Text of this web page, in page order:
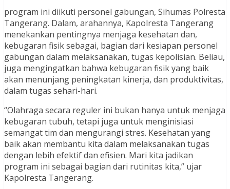
program ini diikuti personel gabungan, Sihumas Polresta
Tangerang. Dalam, arahannya, Kapolresta Tangerang
menekankan pentingnya menjaga kesehatan dan,
kebugaran fisik sebagai, bagian dari kesiapan personel
gabungan dalam melaksanakan, tugas kepolisian. Beliau,
juga mengingatkan bahwa kebugaran fisik yang baik
akan menunjang peningkatan kinerja, dan produktivitas,
dalam tugas sehari-hari.
“Olahraga secara reguler ini bukan hanya untuk menjaga
kebugaran tubuh, tetapi juga untuk menginisiasi
semangat tim dan mengurangi stres. Kesehatan yang
baik akan membantu kita dalam melaksanakan tugas
dengan lebih efektif dan efisien. Mari kita jadikan
program ini sebagai bagian dari rutinitas kita,” ujar
Kapolresta Tangerang.